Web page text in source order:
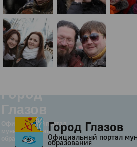
Город
Глазов
Официальный портал
муниципального
образования
Город Глазов
Официальный портал
образования